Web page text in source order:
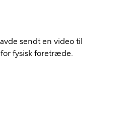
sendt en video til
fysisk foretræde.